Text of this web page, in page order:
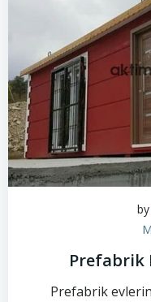
by
Prefabrik
Prefabrik